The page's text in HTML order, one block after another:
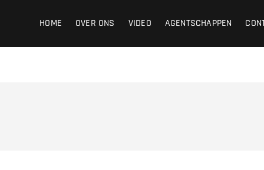
HOME OVER ONS VIDEO AGENTSCHAPPEN